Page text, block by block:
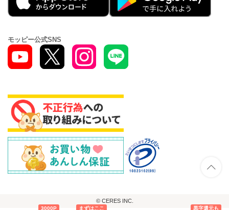
3000P まずはここ 黒字還元も
モッピー公式SNS
© CERES INC.